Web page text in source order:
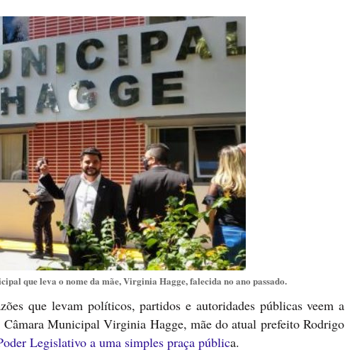
que leva o nome da mãe, Virginia Hagge, falecida no ano passado.
que levam políticos, partidos e autoridades públicas veem a
Municipal Virginia Hagge, mãe do atual prefeito Rodrigo
Legislativo a uma simples praça pública.